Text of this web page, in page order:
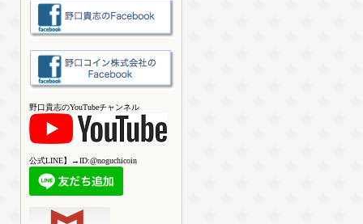
野口貴志のYouTubeチャンネル
公式LINE】→ID:@noguchicoin